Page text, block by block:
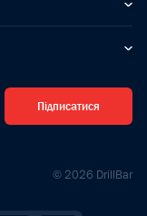
Підписатися
© 2026 DrillBar